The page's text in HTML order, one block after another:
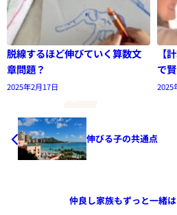
脱線するほど伸びていく算数文
章問題？
2025年2月17日
【
で
2025
伸びる子の共通点
仲良し家族もずっと一緒は